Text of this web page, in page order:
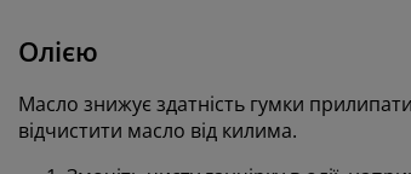
Олією
Масло знижує здатність гумки
відчистити масло від килима.